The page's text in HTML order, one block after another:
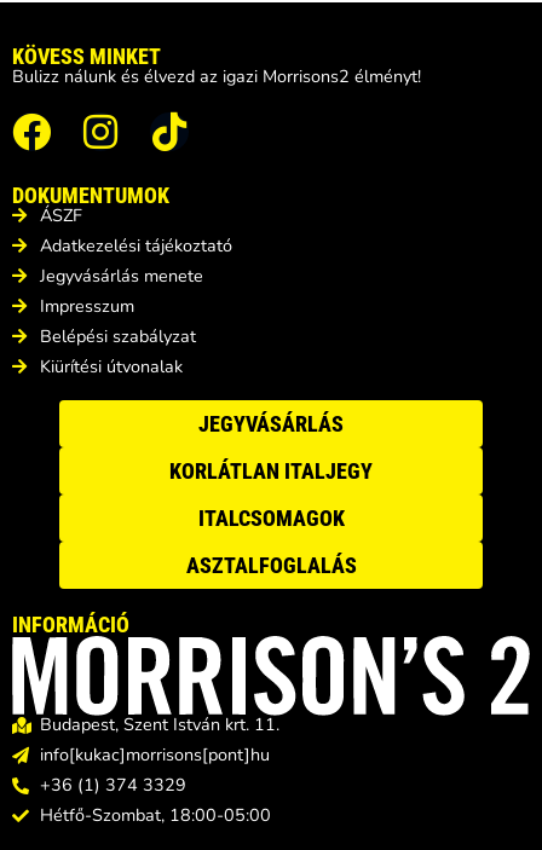
KÖVESS MINKET
Bulizz nálunk és élvezd az igazi Morrisons2 élményt!
DOKUMENTUMOK
ÁSZF
Adatkezelési tájékoztató
Jegyvásárlás menete
Impresszum
Belépési szabályzat
Kiürítési útvonalak
JEGYVÁSÁRLÁS
KORLÁTLAN ITALJEGY
ITALCSOMAGOK
ASZTALFOGLALÁS
INFORMÁCIÓ
Budapest, Szent István krt. 11.
info[kukac]morrisons[pont]hu
+36 (1) 374 3329
Hétfő-Szombat, 18:00-05:00